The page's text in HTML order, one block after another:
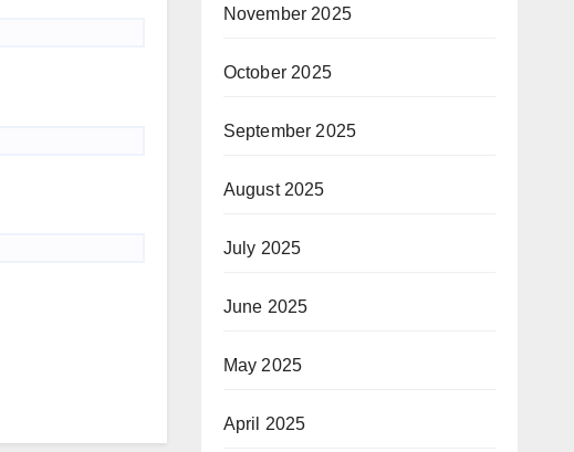
November 2025
October 2025
September 2025
August 2025
July 2025
June 2025
May 2025
April 2025